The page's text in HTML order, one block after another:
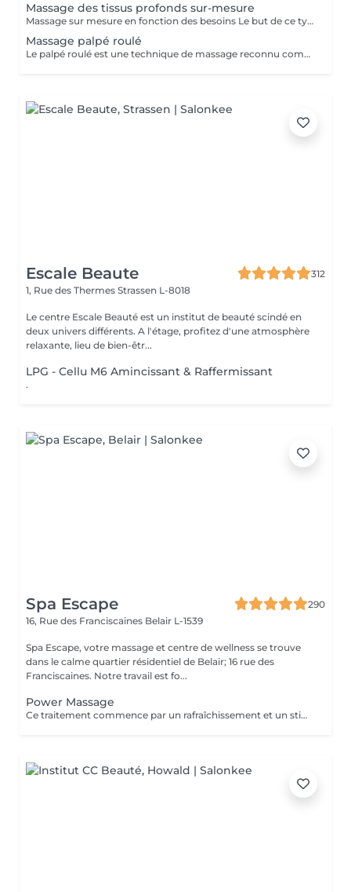
Massage des tissus profonds sur-mesure
Massage sur mesure en fonction des besoins Le but de ce type de massage sera de travailler plus en profondeur sur les zones de tensions et de douleur, le rythme est modéré et la pression élevée (mais toujours adaptée en fonction de votre ressenti)
Massage palpé roulé
Le palpé roulé est une technique de massage reconnu comme efficace contre la cellulite, à réaliser régulièrement pour de meilleurs résultats
Escale Beaute
312
1, Rue des Thermes Strassen L-8018
Le centre Escale Beauté est un institut de beauté scindé en
deux univers différents. A l'étage, profitez d'une atmosphère
relaxante, lieu de bien-êtr...
LPG - Cellu M6 Amincissant & Raffermissant
.
Spa Escape
290
16, Rue des Franciscaines Belair L-1539
Spa Escape, votre massage et centre de wellness se trouve
dans le calme quartier résidentiel de Belair; 16 rue des
Franciscaines. Notre travail est fo...
Power Massage
Ce traitement commence par un rafraîchissement et un stimulant des pieds aux huiles essentielles. Un massage profond de tout le corps pour soulager les tensions accumulées dans les muscles du dos, des épaules, du cou et de la tête. Un paquet de boue dégageant de la chaleur et absorbant les tensions est appliqué sur les zones de fatigue et de douleur musculaire pour soulager les tensions et faciliter la récupération musculaire.